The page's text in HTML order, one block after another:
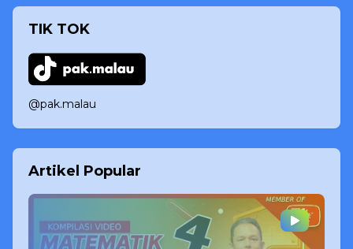
TIK TOK
@pak.malau
Artikel Popular